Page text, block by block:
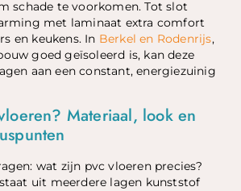
schade te voorkomen. Tot slot
met laminaat extra comfort
en keukens. In Berkel en Rodenrijs,
goed geïsoleerd is, kan deze
aan een constant, energiezuinig
Materiaal, look en
wat zijn pvc vloeren precies?
uit meerdere lagen kunststof